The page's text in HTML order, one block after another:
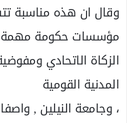
وقال ان هذه مناسبة
مؤسسات حكومة مهمة
الزكاة الاتحادي
المدنية القومية
، وجامعة النيلين ,